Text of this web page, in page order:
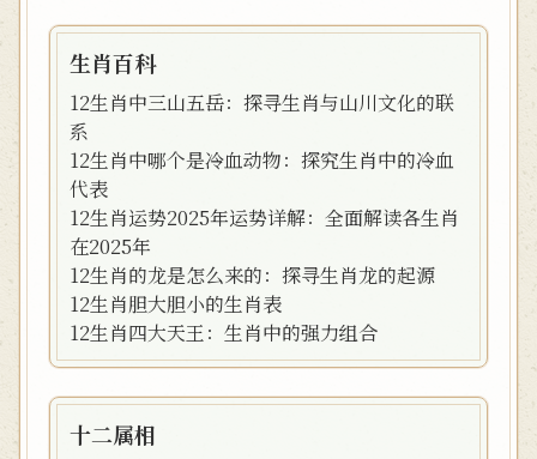
生肖百科
12生肖中三山五岳：探寻生肖与山川文化的联
系
12生肖中哪个是冷血动物：探究生肖中的冷血
代表
12生肖运势2025年运势详解：全面解读各生肖
在2025年
12生肖的龙是怎么来的：探寻生肖龙的起源
12生肖胆大胆小的生肖表
12生肖四大天王：生肖中的强力组合
十二属相